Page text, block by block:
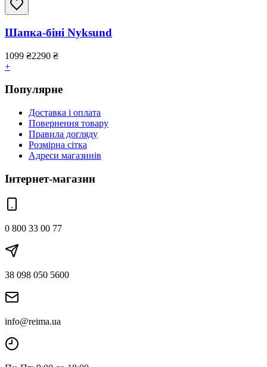
Шапка-біні Nyksund
1099 ₴2290 ₴
+
Популярне
Доставка і оплата
Повернення товару
Правила догляду
Розмірна сітка
Адреси магазинів
Інтернет-магазин
0 800 33 00 77
38 098 050 5600
info@reima.ua